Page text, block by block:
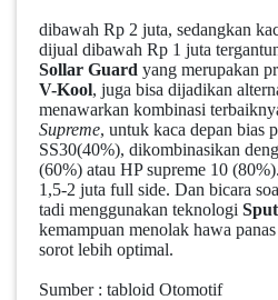
dibawah Rp 2 juta, sedangkan
dijual dibawah Rp 1 juta
Sollar Guard yang merupakan
V-Kool, juga bisa dijadikan
menawarkan kombinasi
Supreme, untuk kaca depan bias
SS30(40%), dikombinasikan
(60%) atau HP supreme 10
1,5-2 juta full side. Dan bicara
tadi menggunakan teknologi
kemampuan menolak hawa
sorot lebih optimal.
Sumber : tabloid Otomotif